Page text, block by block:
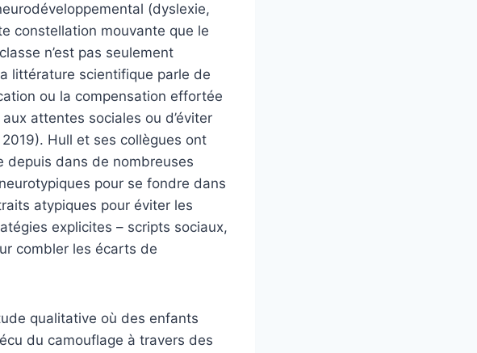
(dyslexie,
constellation mouvante que le
n’est pas seulement
littérature scientifique parle de
ou la compensation effortée
attentes sociales ou d’éviter
Hull et ses collègues ont
depuis dans de nombreuses
pour se fondre dans
atypiques pour éviter les
explicites – scripts sociaux,
combler les écarts de
qualitative où des enfants
du camouflage à travers des